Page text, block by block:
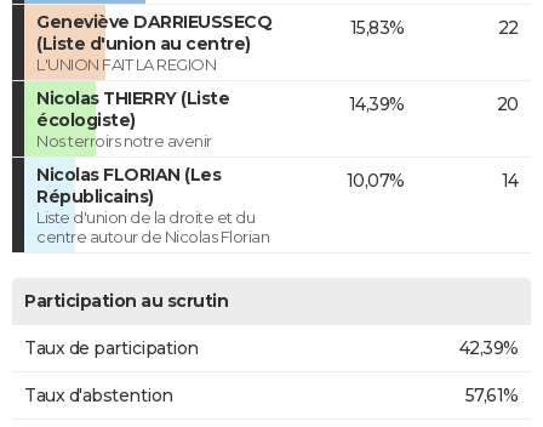
Geneviève DARRIEUSSECQ
(Liste d'union au centre)
L'UNION FAIT LA REGION
15,83% 22
Nicolas THIERRY (Liste
écologiste)
Nos terroirs notre avenir
14,39% 20
Nicolas FLORIAN (Les
Républicains)
Liste d'union de la droite et du
centre autour de Nicolas Florian
10,07% 14
Participation au scrutin
Taux de participation 42,39%
Taux d'abstention 57,61%